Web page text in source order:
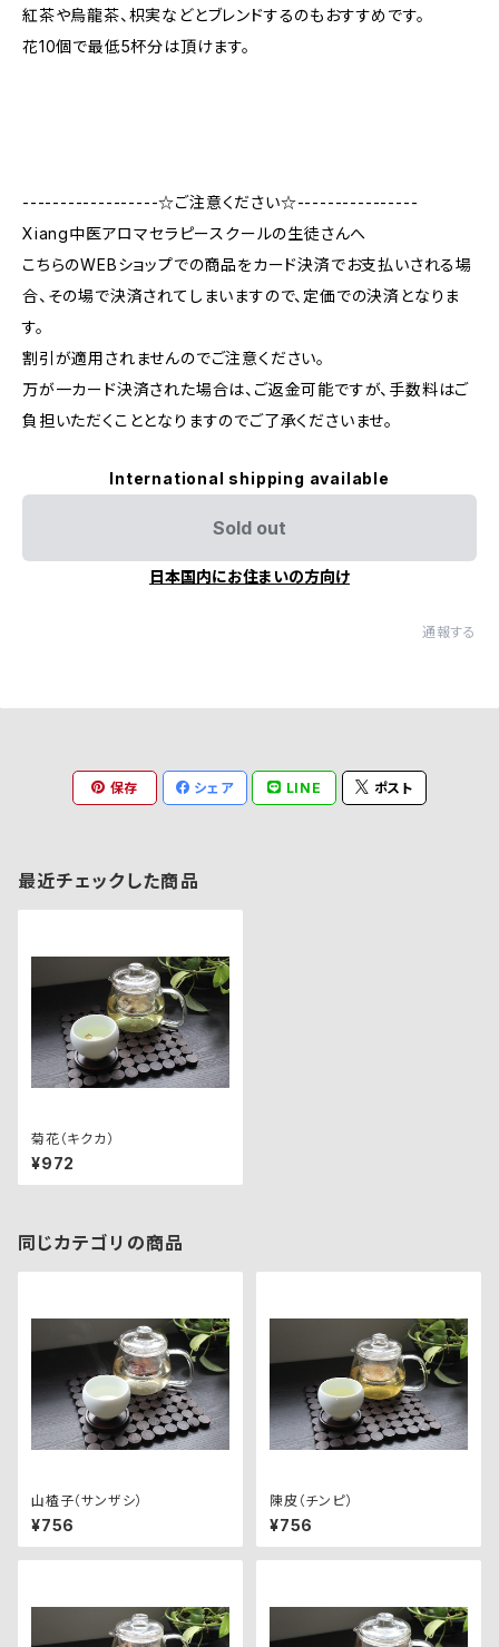
紅茶や烏龍茶、枳実などとブレンドするのもおすすめです。
花10個で最低5杯分は頂けます。
------------------☆ご注意ください☆----------------
Xiang中医アロマセラピースクールの生徒さんへ
こちらのWEBショップでの商品をカード決済でお支払いされる場
合、その場で決済されてしまいますので、定価での決済となりま
す。
割引が適用されませんのでご注意ください。
万が一カード決済された場合は、ご返金可能ですが、手数料はご
負担いただくこととなりますのでご了承くださいませ。
International shipping available
Sold out
日本国内にお住まいの方向け
通報する
保存 シェア LINE ポスト
最近チェックした商品
菊花（キクカ）
¥972
同じカテゴリの商品
山楂子（サンザシ）
¥756
陳皮（チンピ）
¥756